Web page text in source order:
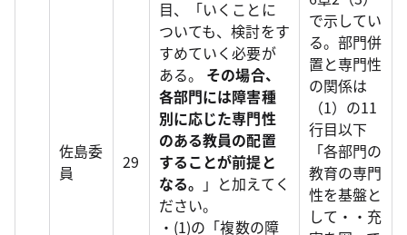
佐島委
員
29
目、「いくことに
ついても、検討をす
すめていく必要が
ある。 その場合、
各部門には障害種
別に応じた専門性
のある教員の配置
することが前提と
なる。 」と加えてく
ださい。
・(1)の「複数の障
で示してい
る。部門併
置と専門性
の関係は
（1）の11
行目以下
「各部門の
教育の専門
性を基盤と
して・・充